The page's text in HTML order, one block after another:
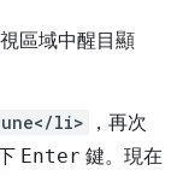
區域中醒目顯
li>
，再次
Enter 鍵。現在